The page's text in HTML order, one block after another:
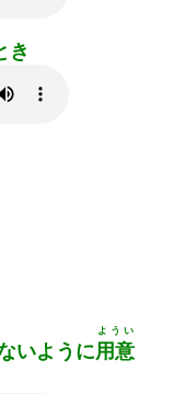
き
いように用意
ようい